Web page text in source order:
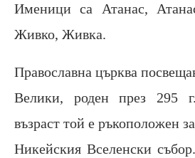
Именици са Атанас,
Живко, Живка.
Православна църква
Велики, роден през 295
възраст той е ръкоположен
Никейския Вселенски